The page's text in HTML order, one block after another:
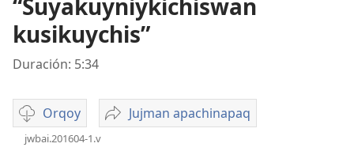
“Suyakuyniykichiswan
kusikuychis”
Duración: 5:34
Orqoy
Opciones
de
Jujman apachinapaq
“Suyakuyniykichiswan
jwbai.201604-1.v